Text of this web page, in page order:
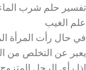
تفسير حلم شرب
علم الغيب
في حال رأت المرأة
يعبر عن التخلص من
إذا رأى الرجل